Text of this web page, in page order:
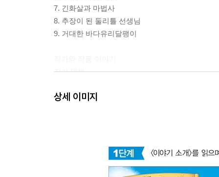
7. 긴화살과 마법사
8. 추장이 된 둘리틀 선생님
9. 거대한 바다유리달팽이
작가 연보
올바른 독서 방법
상세 이미지